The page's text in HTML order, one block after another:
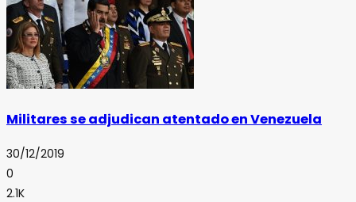
Militares se adjudican atentado en Venezuela
30/12/2019
0
2.1K